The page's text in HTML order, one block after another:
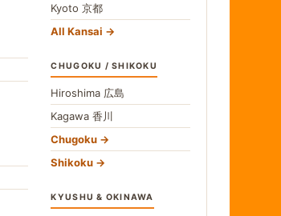
Kyoto京都
All Kansai
CHUGOKU / SHIKOKU
Hiroshima 広島
Kagawa香川
Chugoku
Shikoku
KYUSHU & OKINAWA